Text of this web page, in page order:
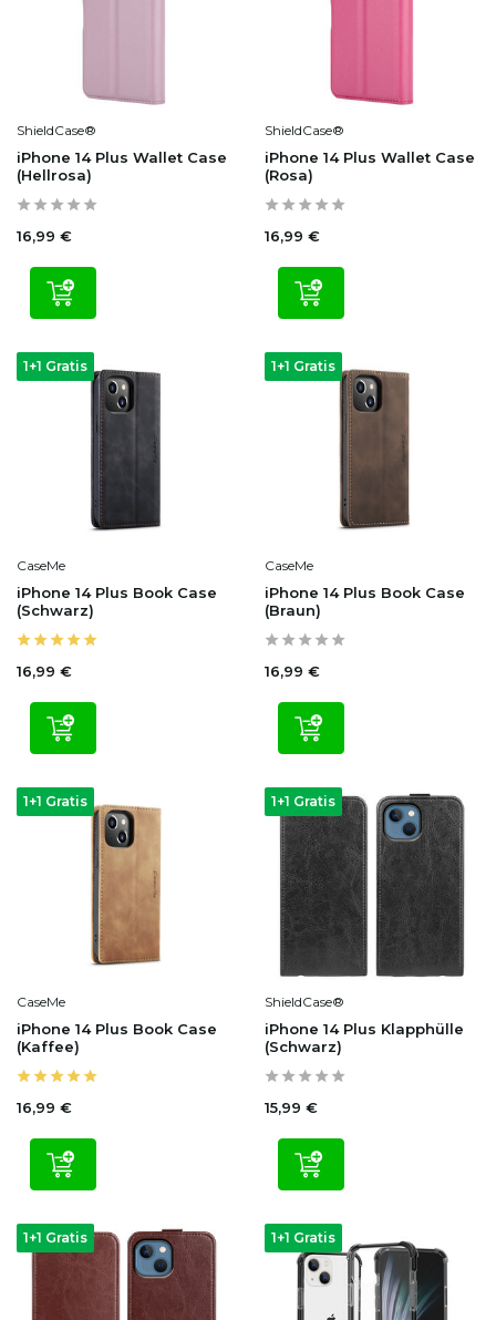
ShieldCase®
iPhone 14 Plus Wallet Case
(Hellrosa)
16,99 €
ShieldCase®
iPhone 14 Plus Wallet Case
(Rosa)
16,99 €
1+1 Gratis
CaseMe
iPhone 14 Plus Book Case
(Schwarz)
16,99 €
1+1 Gratis
CaseMe
iPhone 14 Plus Book Case
(Braun)
16,99 €
1+1 Gratis
CaseMe
iPhone 14 Plus Book Case
(Kaffee)
16,99 €
1+1 Gratis
ShieldCase®
iPhone 14 Plus Klapphülle
(Schwarz)
15,99 €
1+1 Gratis 1+1 Gratis